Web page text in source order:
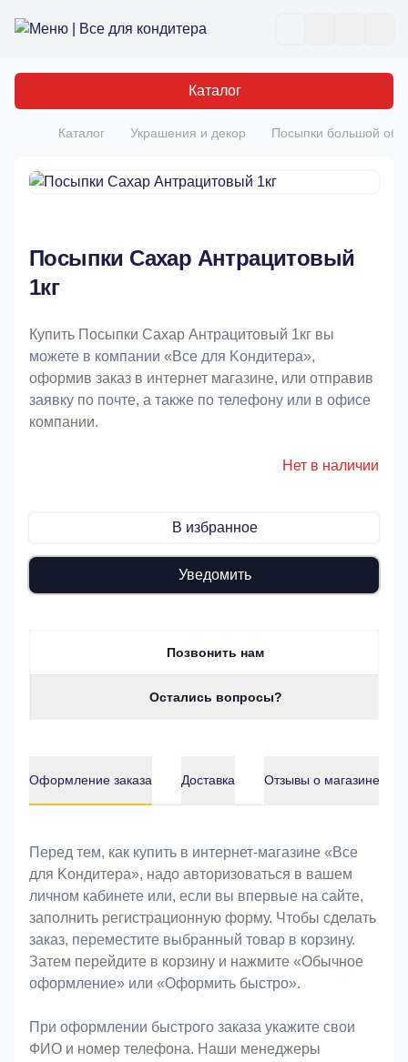
Все для кондитера
Каталог
Главная
Каталог Украшения и декор Посыпки большой
Посыпки Сахар Антрацитовый
1кг
Купить Посыпки Сахар Антрацитовый 1кг вы
можете в компании «Bce для Koндитeрa»,
оформив заказ в интернет магазине, или отправив
заявку по почте, а также по телефону или в офисе
компании.
Нет в наличии
В избранное
Уведомить
Позвонить нам
Остались вопросы?
Оформление заказа Доставка Отзывы о магазине
Оформление заказа
Перед тем, как купить в интернет-магазине «Bce
для Koндитeрa», надо авторизоваться в вашем
личном кабинете или, если вы впервые на сайте,
заполнить регистрационную форму. Чтобы сделать
заказ, переместите выбранный товар в корзину.
Затем перейдите в корзину и нажмите «Обычное
оформление» или «Оформить быстро».
При оформлении быстрого заказа укажите свои
ФИО и номер телефона. Наши менеджеры